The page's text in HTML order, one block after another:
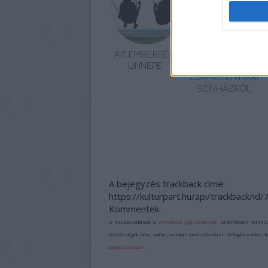
AZ EMBERSÉG
ÜNNEPE
ZSÁMBÉKI NYÁRI
SZÍNHÁZRÓL
A bejegyzés trackback címe:
https://kulturpart.hu/api/trackback/id/
Kommentek:
A hozzászólások avonatkozó jogszabályok értelmében
felelősséget nem vállal, azokat nem ellenőrzi. Kifogás esetén
tájékoztatóban